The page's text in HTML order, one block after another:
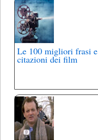
Le 100 migliori frasi e
citazioni dei film